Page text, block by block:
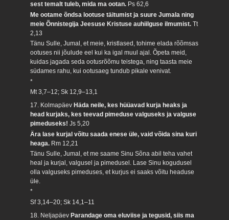
sest temalt tuleb, mida ma ootan. Ps 62,6
Me ootame õndsa lootuse täitumist ja suure Jumala ning
meie Õnnistegija Jeesuse Kristuse auhiilguse ilmumist.Tt
2,13
Tänu Sulle, Jumal, et meie, kristlased, tohime elada rõõmsas
ootuses nii jõulude eel kui ka igal muul ajal. Õpeta meid,
kuidas jagada seda ootusrõõmu teistega, ning taasta meie
südames rahu, kui ootusaeg tundub pikale venivat.
*
Mt 3,7–12; Sk 12,9–13,1
17. Kolmapäev Häda neile, kes hüüavad kurja heaks ja
head kurjaks, kes teevad pimeduse valguseks ja valguse
pimeduseks!Js 5,20
Ära lase kurjal võitu saada enese üle, vaid võida sina kuri
heaga. Rm 12,21
Tänu Sulle, Jumal, et me saame Sinu Sõna abil teha vahet
heal ja kurjal, valgusel ja pimedusel. Lase Sinu kogudusel
olla valguseks pimeduses, et kurjus ei saaks võitu headuse
üle.
*
Sf 3,14–20; Sk 14,1–11
18. Neljapäev Parandage oma eluviise ja tegusid, siis ma